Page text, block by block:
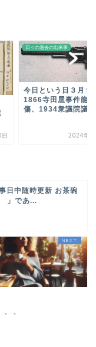
日々の過去の出来事
今日という日３月
1866寺田屋事件龍
傷、1934衆議院議...
2024年3
日中随時更新 お茶碗
」であ...